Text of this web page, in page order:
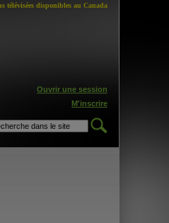
télévisées disponibles au Canada
Ouvrir une session
M'inscrire